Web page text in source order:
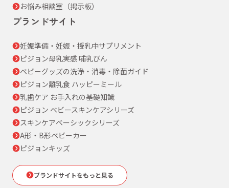
お悩み相談室（掲示板）
ブランドサイト
妊娠準備・妊娠・授乳中サプリメント
ピジョン母乳実感 哺乳びん
ベビーグッズの洗浄・消毒・除菌ガイド
ピジョン離乳食 ハッピーミール
乳歯ケア お手入れの基礎知識
ピジョン ベビースキンケアシリーズ
スキンケアベーシックシリーズ
A形・B形ベビーカー
ピジョンキッズ
ブランドサイトをもっと見る